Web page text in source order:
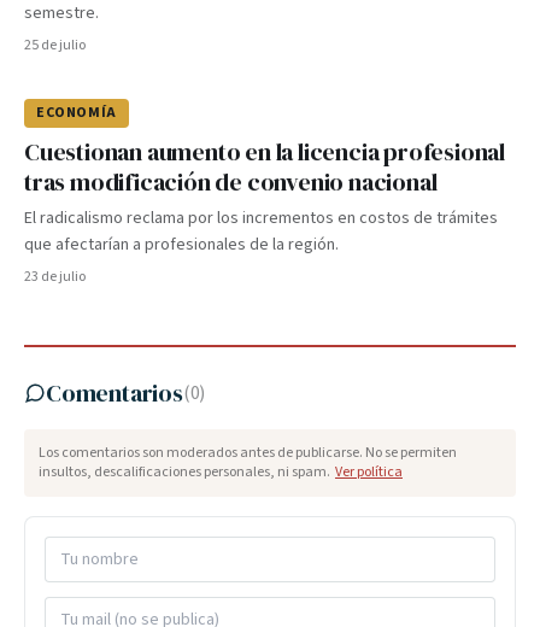
semestre.
25 de julio
ECONOMÍA
Cuestionan aumento en la licencia profesional
tras modificación de convenio nacional
El radicalismo reclama por los incrementos en costos de trámites
que afectarían a profesionales de la región.
23 de julio
Comentarios(0)
Los comentarios son moderados antes de publicarse. No se permiten
insultos, descalificaciones personales, ni spam. Ver política